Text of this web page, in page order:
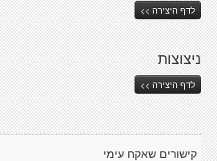
לדף היצירה >>
ניצוצות
לדף היצירה >>
קישורים שאקח עימי